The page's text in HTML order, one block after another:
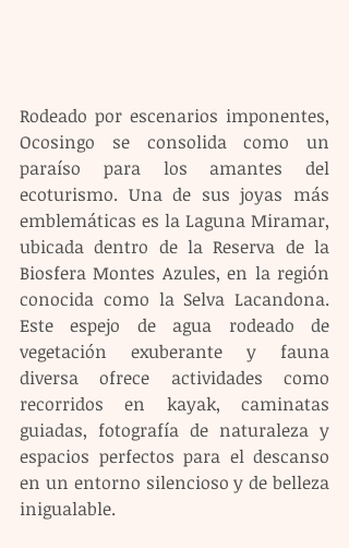
Rodeado por escenarios imponentes,
Ocosingo se consolida como un
paraíso para los amantes del
ecoturismo. Una de sus joyas más
emblemáticas es la Laguna Miramar,
ubicada dentro de la Reserva de la
Biosfera Montes Azules, en la región
conocida como la Selva Lacandona.
Este espejo de agua rodeado de
vegetación exuberante y fauna
diversa ofrece actividades como
recorridos en kayak, caminatas
guiadas, fotografía de naturaleza y
espacios perfectos para el descanso
en un entorno silencioso y de belleza
inigualable.